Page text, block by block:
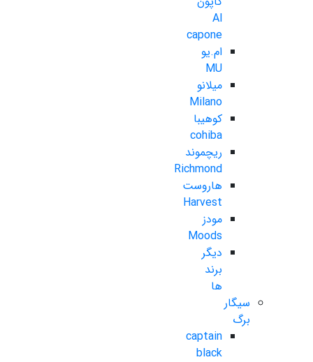
Al
capone
ام.یو
MU
میلانو
Milano
کوهیبا
cohiba
ریچموند
Richmond
هاروست
Harvest
مودز
Moods
دیگر
برند
ها
سیگار
برگ
captain
black